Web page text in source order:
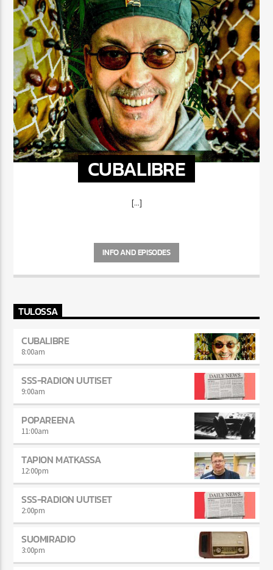
CUBALIBRE
[...]
INFO AND EPISODES
TULOSSA
CUBALIBRE
8:00am
SSS-RADION UUTISET
9:00am
POPAREENA
11:00am
TAPION MATKASSA
12:00pm
SSS-RADION UUTISET
2:00pm
SUOMIRADIO
3:00pm